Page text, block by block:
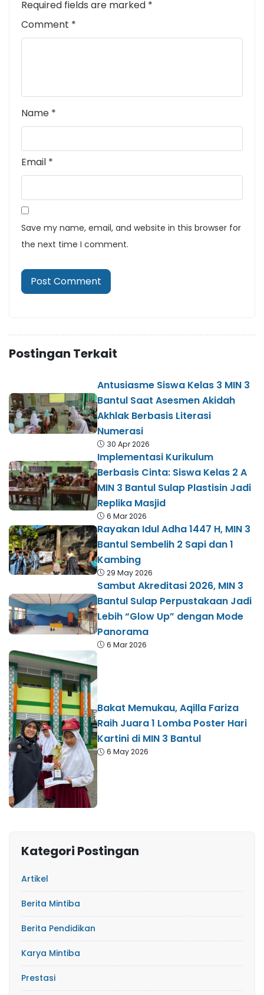
Required fields are marked *
Comment *
Name *
Email *
Save my name, email, and website in this browser for
the next time I comment.
Postingan Terkait
Antusiasme Siswa Kelas 3 MIN 3
Bantul Saat Asesmen Akidah
Akhlak Berbasis Literasi
Numerasi
30 Apr 2026
Implementasi Kurikulum
Berbasis Cinta: Siswa Kelas 2 A
MIN 3 Bantul Sulap Plastisin Jadi
Replika Masjid
6 Mar 2026
Rayakan Idul Adha 1447 H, MIN 3
Bantul Sembelih 2 Sapi dan 1
Kambing
29 May 2026
Sambut Akreditasi 2026, MIN 3
Bantul Sulap Perpustakaan Jadi
Lebih “Glow Up” dengan Mode
Panorama
6 Mar 2026
Bakat Memukau, Aqilla Fariza
Raih Juara 1 Lomba Poster Hari
Kartini di MIN 3 Bantul
6 May 2026
Kategori Postingan
Artikel
Berita Mintiba
Berita Pendidikan
Karya Mintiba
Prestasi